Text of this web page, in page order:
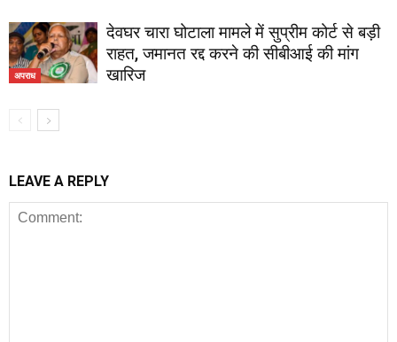
अपराध
देवघर चारा घोटाला मामले में सुप्रीम कोर्ट से बड़ी
राहत, जमानत रद्द करने की सीबीआई की मांग
खारिज
LEAVE A REPLY